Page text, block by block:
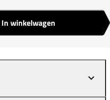
In winkelwagen